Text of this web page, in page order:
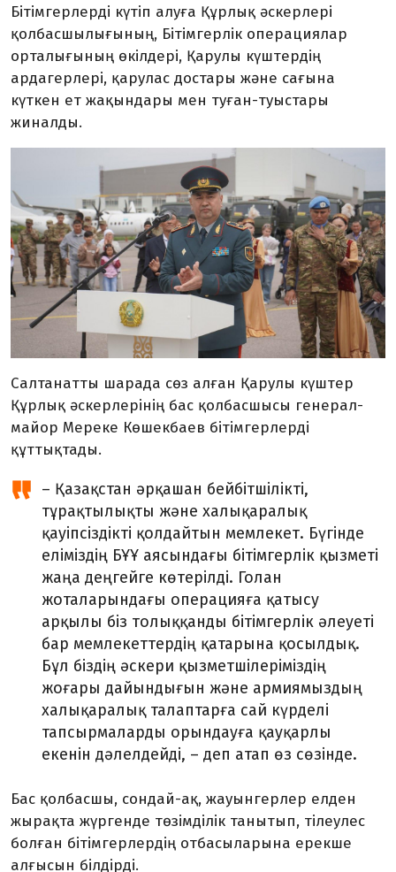
Бітімгерлерді күтіп алуға Құрлық әскерлері
қолбасшылығының, Бітімгерлік операциялар
орталығының өкілдері, Қарулы күштердің
ардагерлері, қарулас достары және сағына
күткен ет жақындары мен туған-туыстары
жиналды.
Салтанатты шарада сөз алған Қарулы күштер
Құрлық әскерлерінің бас қолбасшысы генерал-
майор Мереке Көшекбаев бітімгерлерді
құттықтады.
– Қазақстан әрқашан бейбітшілікті,
тұрақтылықты және халықаралық
қауіпсіздікті қолдайтын мемлекет. Бүгінде
еліміздің БҰҰ аясындағы бітімгерлік қызметі
жаңа деңгейге көтерілді. Голан
жоталарындағы операцияға қатысу
арқылы біз толыққанды бітімгерлік әлеуеті
бар мемлекеттердің қатарына қосылдық.
Бұл біздің әскери қызметшілеріміздің
жоғары дайындығын және армиямыздың
халықаралық талаптарға сай күрделі
тапсырмаларды орындауға қауқарлы
екенін дәлелдейді, – деп атап өз сөзінде.
Бас қолбасшы, сондай-ақ, жауынгерлер елден
жырақта жүргенде төзімділік танытып, тілеулес
болған бітімгерлердің отбасыларына ерекше
алғысын білдірді.